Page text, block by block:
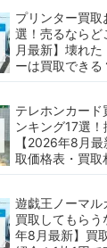
プリンター買
選！売るなら
月最新】壊れ
ーは買取できる
テレホンカード
ンキング17選
【2026年8月
取価格表・買取
遊戯王ノーマル
買取してもら
年8月最新】買